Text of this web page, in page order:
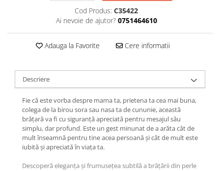
Cod Produs: C35422
Ai nevoie de ajutor? 0751464610
Adauga la Favorite Cere informatii
Descriere
Fie că este vorba despre mama ta, prietena ta cea mai buna,
colega de la birou sora sau nasa ta de cununie, această
brățară va fi cu siguranță apreciată pentru mesajul său
simplu, dar profund. Este un gest minunat de a arăta cât de
mult înseamnă pentru tine acea persoană și cât de mult este
iubită și apreciată în viața ta.
Descoperă eleganța și frumusețea subtilă a brățării din perle